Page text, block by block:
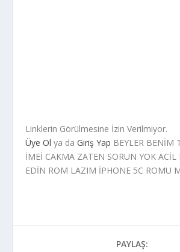
Linklerin Görülmesine İzin Verilmiyor.
Üye Ol ya daGiriş Yap BEYLER BENİM
İMEİ CAKMA ZATEN SORUN YOK
EDİN ROM LAZIM İPHONE 5C ROMU
PAYLAŞ: